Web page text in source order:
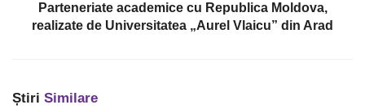
Parteneriate academice cu Republica Moldova,
realizate de Universitatea „Aurel Vlaicu” din Arad
Știri Similare